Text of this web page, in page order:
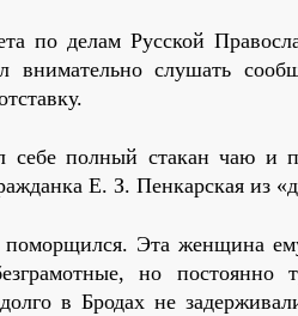
по делам Русской
внимательно слушать
полный стакан чаю и
Е. З. Пенкарская из
Эта женщина
но постоянно
долго в Бродах не